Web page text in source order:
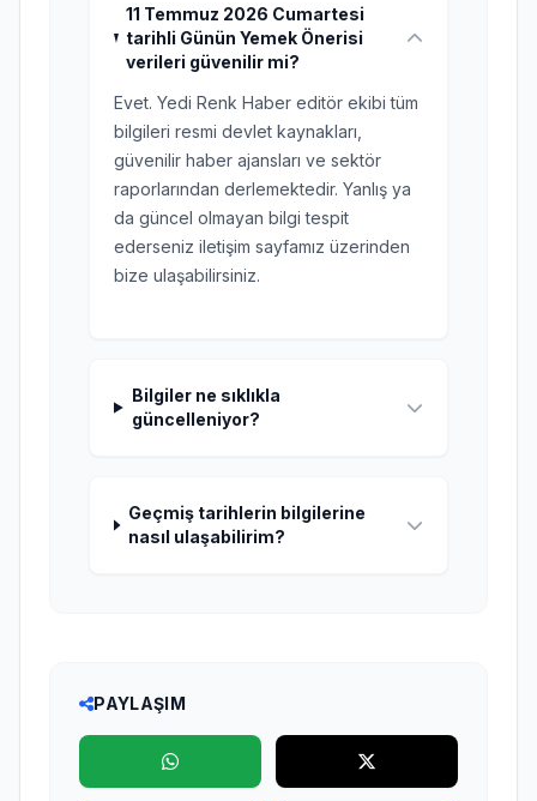
11 Temmuz 2026 Cumartesi
tarihli Günün Yemek Önerisi
verileri güvenilir mi?
Evet. Yedi Renk Haber editör ekibi tüm
bilgileri resmi devlet kaynakları,
güvenilir haber ajansları ve sektör
raporlarından derlemektedir. Yanlış ya
da güncel olmayan bilgi tespit
ederseniz iletişim sayfamız üzerinden
bize ulaşabilirsiniz.
Bilgiler ne sıklıkla
güncelleniyor?
Geçmiş tarihlerin bilgilerine
nasıl ulaşabilirim?
PAYLAŞIM